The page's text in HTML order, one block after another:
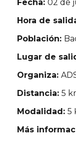
Fecha:02 de
Hora de
Población:
Lugar de
Organiza:
Distancia:5
Modalidad:5
Más